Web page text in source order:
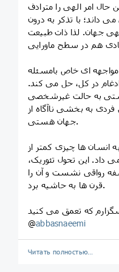
امر الهی را مترادف
داند؛ با تذکر به درون
جهان. لذا ذات طبیعت
ای خاص بامسئله
ادغام در کل، حل می کند.
به حالت غیرشخصی
به بخشی ناآگاه از
جهان هستی.
ها چیزی کمتر از
داد. این تحول تئوریک،‌
رواقی نشست و آن را
قرن ها به حاشیه برد.
@abbasnaeemi
Читать полностью…